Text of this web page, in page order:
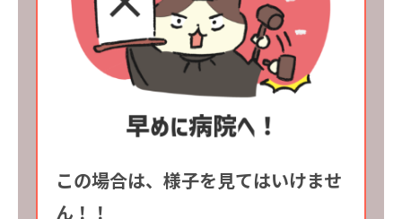
この場合は、様子を見てはいけませ
ん！！